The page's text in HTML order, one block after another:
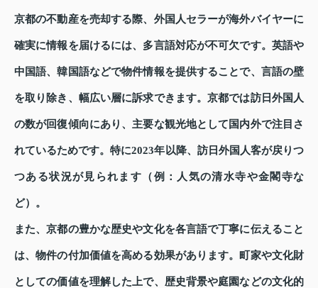
京都の不動産を売却する際、外国人セラーが海外バイヤーに
確実に情報を届けるには、多言語対応が不可欠です。英語や
中国語、韓国語などで物件情報を提供することで、言語の壁
を取り除き、幅広い層に訴求できます。京都では訪日外国人
の数が回復傾向にあり、主要な観光地として国内外で注目さ
れているためです。特に2023年以降、訪日外国人客が戻りつ
つある状況が見られます（例：人気の清水寺や金閣寺な
ど）。
また、京都の豊かな歴史や文化を各言語で丁寧に伝えること
は、物件の付加価値を高める効果があります。町家や文化財
としての価値を理解した上で、歴史背景や庭園などの文化的